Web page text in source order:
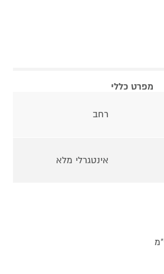
מפרט כללי
רחב
אינטגרלי מלא